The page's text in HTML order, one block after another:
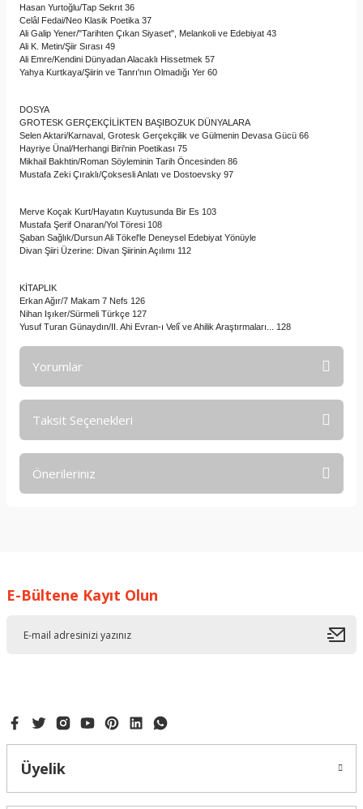
Hasan Yurtoğlu/Tap Sekrıt 36
Celâl Fedai/Neo Klasik Poetika 37
Ali Galip Yener/"Tarihten Çıkan Siyaset", Melankoli ve Edebiyat 43
Ali K. Metin/Şiir Sırası 49
Ali Emre/Kendini Dünyadan Alacaklı Hissetmek 57
Yahya Kurtkaya/Şiirin ve Tanrı'nın Olmadığı Yer 60
DOSYA
GROTESK GERÇEKÇİLİKTEN BAŞIBOZUK DÜNYALARA
Selen Aktari/Karnaval, Grotesk Gerçekçilik ve Gülmenin Devasa Gücü 66
Hayriye Ünal/Herhangi Biri'nin Poetikası 75
Mikhail Bakhtin/Roman Söyleminin Tarih Öncesinden 86
Mustafa Zeki Çıraklı/Çoksesli Anlatı ve Dostoevsky 97
Merve Koçak Kurt/Hayatın Kuytusunda Bir Es 103
Mustafa Şerif Onaran/Yol Töresi 108
Şaban Sağlık/Dursun Ali Tökel'le Deneysel Edebiyat Yönüyle
Divan Şiiri Üzerine: Divan Şiirinin Açılımı 112
KİTAPLIK
Erkan Ağır/7 Makam 7 Nefs 126
Nihan Işıker/Sürmeli Türkçe 127
Yusuf Turan Günaydın/II. Ahi Evran-ı Velî ve Ahilik Araştırmaları... 128
Yorumlar
Taksit Seçenekleri
Önerileriniz
Ürün resmi kalitesiz, bozuk veya görüntülenemiyor.
E-Bültene Kayıt Olun
Üyelik